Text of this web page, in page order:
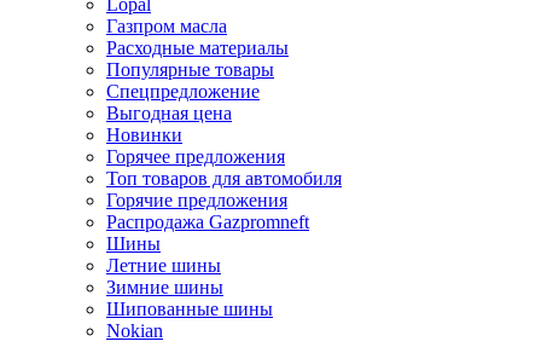
Lopal
Газпром масла
Расходные материалы
Популярные товары
Спецпредложение
Выгодная цена
Новинки
Горячее предложения
Топ товаров для автомобиля
Горячие предложения
Распродажа Gazpromneft
Шины
Летние шины
Зимние шины
Шипованные шины
Nokian